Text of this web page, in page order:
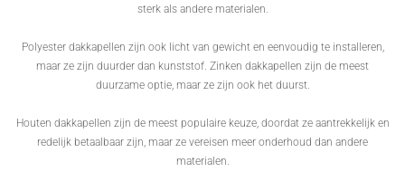
sterk als andere materialen.
Polyester dakkapellen zijn ook licht van gewicht en eenvoudig te installeren,
maar ze zijn duurder dan kunststof. Zinken dakkapellen zijn de meest
duurzame optie, maar ze zijn ook het duurst.
Houten dakkapellen zijn de meest populaire keuze, doordat ze aantrekkelijk en
redelijk betaalbaar zijn, maar ze vereisen meer onderhoud dan andere
materialen.